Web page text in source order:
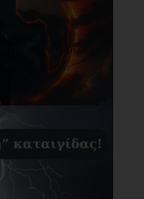
παντοτινό!
δυσάρεστων